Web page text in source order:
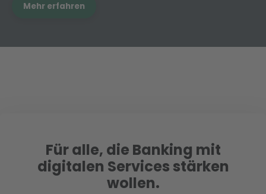
Mehr erfahren
Für alle, die Banking mit
digitalen Services stärken
wollen.